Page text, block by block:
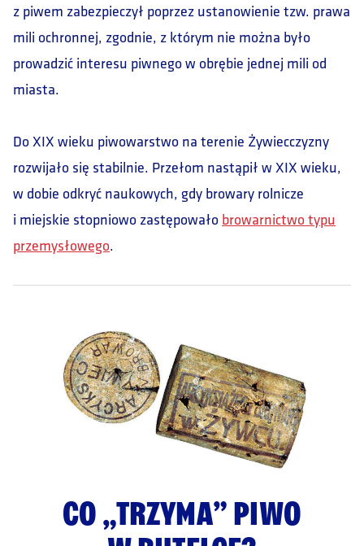
z piwem zabezpieczył poprzez ustanowienie tzw. prawa
mili ochronnej, zgodnie, z którym nie można było
prowadzić interesu piwnego w obrębie jednej mili od
miasta.
Do XIX wieku piwowarstwo na terenie Żywiecczyzny
rozwijało się stabilnie. Przełom nastąpił w XIX wieku,
w dobie odkryć naukowych, gdy browary rolnicze
i miejskie stopniowo zastępowało browarnictwo typu
przemysłowego.
CO „TRZYMA” PIWO